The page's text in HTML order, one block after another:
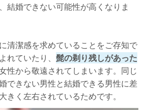
結婚できない可能性が高くなりま
清潔感を求めていることをご存知で
れていたり、 髭の剃り残しがあった
性から敬遠されてしまいます。同じ
できない男性と結婚できる男性に差
きく左右されているためです。